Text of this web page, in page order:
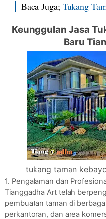
Baca Juga; Tukang
Keunggulan Jasa
Baru
tukang taman
1. Pengalaman dan
Tianggadha Art telah
pembuatan taman di
perkantoran, dan area